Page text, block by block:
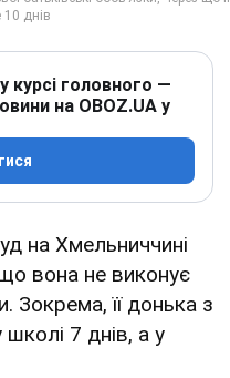
курсі головного —
на OBOZ.UA у
на Хмельниччині
вона не виконує
Зокрема, її донька з
7 днів, а у